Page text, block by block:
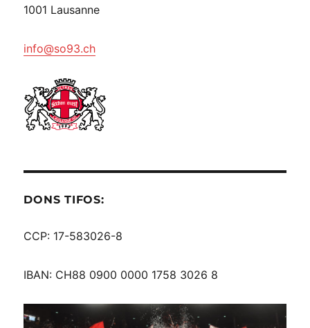
1001 Lausanne
info@so93.ch
DONS TIFOS:
CCP: 17-583026-8
IBAN: CH88 0900 0000 1758 3026 8